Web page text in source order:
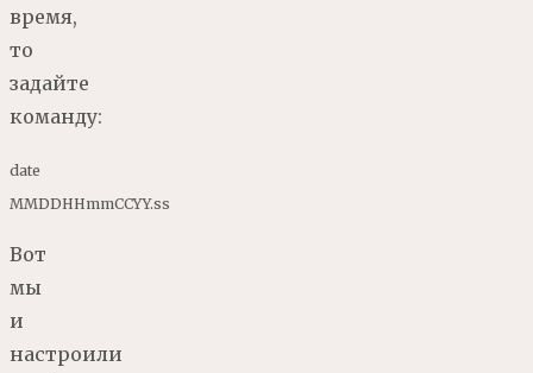
время,
то
задайте
команду:
date
MMDDHHmmCCYY.ss
Вот
мы
и
настроили